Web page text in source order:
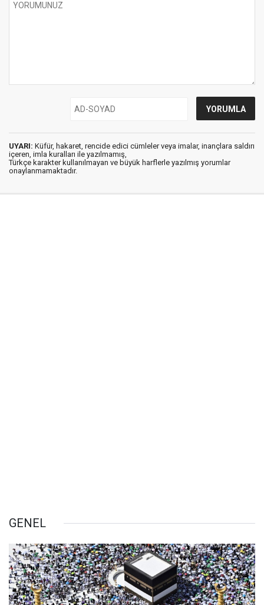
UYARI: Küfür, hakaret, rencide edici cümleler veya imalar, inançlara saldırı
içeren, imla kuralları ile yazılmamış,
Türkçe karakter kullanılmayan ve büyük harflerle yazılmış yorumlar
onaylanmamaktadır.
GENEL